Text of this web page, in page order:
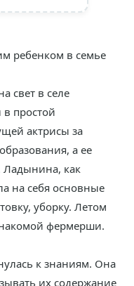
ребенком в семье
свет в селе
простой
актрисы за
а ее
Ладынина, как
на себя основные
уборку. Летом
фермерши.
к знаниям. Она
их содержание